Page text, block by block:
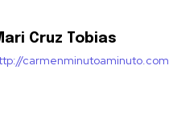
Cruz Tobias
carmenminutoaminuto.com